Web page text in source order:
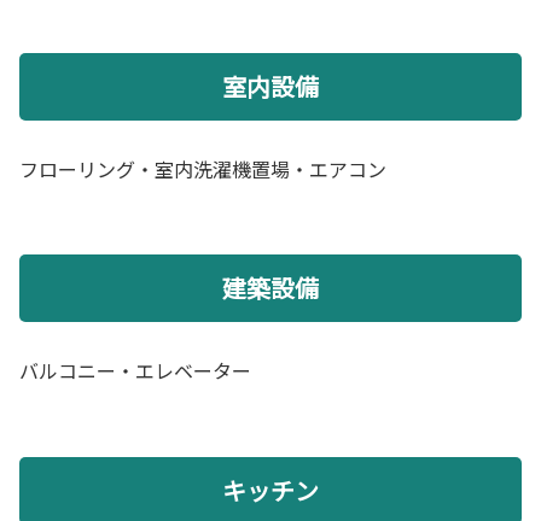
室内設備
フローリング・室内洗濯機置場・エアコン
建築設備
バルコニー・エレベーター
キッチン